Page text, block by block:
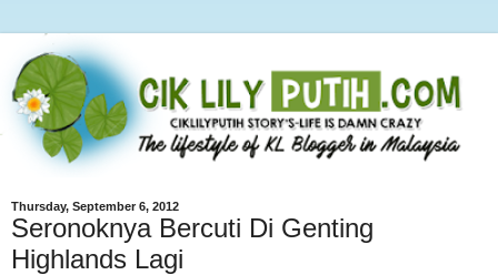
Thursday, September 6, 2012
Seronoknya Bercuti Di Genting
Highlands Lagi